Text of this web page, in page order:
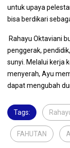
untuk upaya
bisa berdikari
Rahayu Oktaviani
penggerak,
sunyi. Melalui kerja
menyerah, Ayu
dapat mengubah
Tags:
FAHUTAN